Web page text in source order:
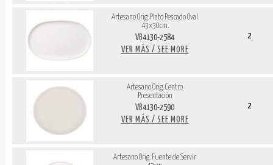
Artesano Orig. Plato Pescado Oval
43x30cm.
VB4130-2584
VER MÁS / SEE MORE
2
Artesano Orig. Centro
Presentación
VB4130-2590
VER MÁS / SEE MORE
2
Artesano Orig. Fuente de Servir